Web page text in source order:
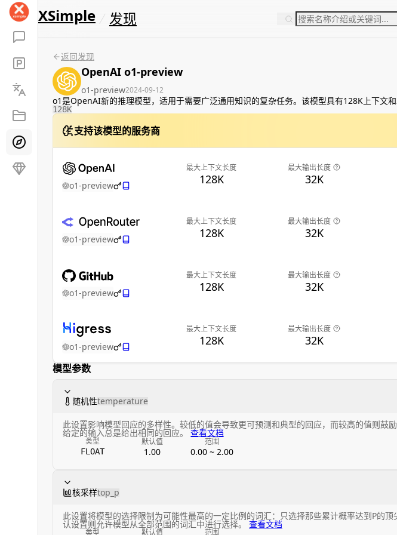
XSimple 发现
返回发现
OpenAI o1-preview
o1-preview2024-09-12
o1是OpenAI新的推理模型，适用于需要广泛通用知识的复杂任务。该模型具有128K上下文和
128K
支持该模型的服务商
o1-preview
最大上下文长度
128K
最大输出长度
32K
o1-preview
最大上下文长度
128K
最大输出长度
32K
o1-preview
最大上下文长度
128K
最大输出长度
32K
o1-preview
最大上下文长度
128K
最大输出长度
32K
模型参数
随机性temperature
此设置影响模型回应的多样性。较低的值会导致更可预测和典型的回应，而较高的值则鼓
给定的输入总是给出相同的回应。 查看文档
类型
FLOAT
默认值
1.00
范围
0.00 ~ 2.00
核采样top_p
此设置将模型的选择限制为可能性最高的一定比例的词汇：只选择那些累计概率达到P的
认设置则允许模型从全部范围的词汇中进行选择。 查看文档
类型 默认值 范围